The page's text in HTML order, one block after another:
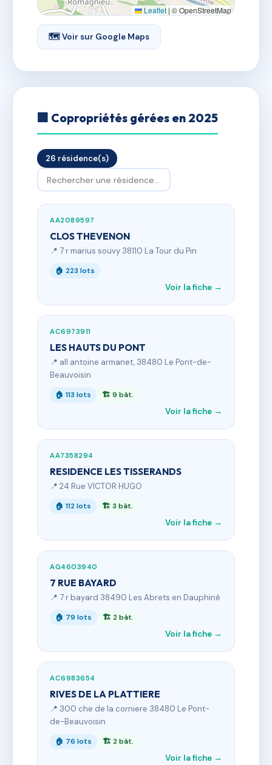
Leaflet | © OpenStreetMap
🗺 Voir sur Google Maps
🏢 Copropriétés gérées en 2025
26 résidence(s)
AA2089597
CLOS THEVENON
📍 7 r marius souvy 38110 La Tour du Pin
🏠 223 lots
Voir la fiche →
AC6973911
LES HAUTS DU PONT
📍 all antoine armanet, 38480 Le Pont-de-
Beauvoisin
🏠 113 lots 🏗 9 bât.
Voir la fiche →
AA7358294
RESIDENCE LES TISSERANDS
📍 24 Rue VICTOR HUGO
🏠 112 lots 🏗 3 bât.
Voir la fiche →
AG4603940
7 RUE BAYARD
📍 7 r bayard 38490 Les Abrets en Dauphiné
🏠 79 lots 🏗 2 bât.
Voir la fiche →
AC6983654
RIVES DE LA PLATTIERE
📍 300 che de la corniere 38480 Le Pont-
de-Beauvoisin
🏠 76 lots 🏗 2 bât.
Voir la fiche →